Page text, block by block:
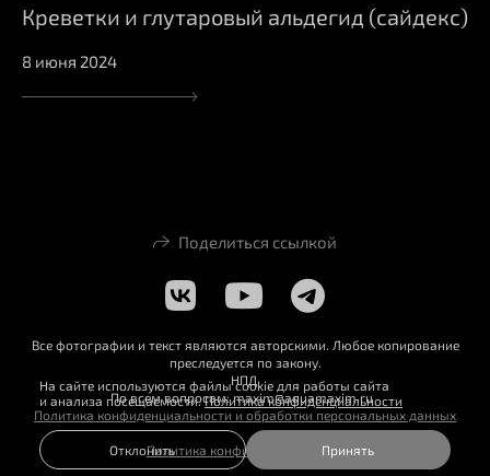
Креветки и глутаровый альдегид (сайдекс)
8 июня 2024
Поделиться ссылкой
Все фотографии и текст являются авторскими. Любое копирование
преследуется по закону.
НПД
По всем вопросам: maxim@aquamaxim.ru
Политика конфиденциальности и обработки персональных данных
Политика конфиденциальности
На сайте используются файлы cookie для работы сайта
и анализа посещаемости.Политика конфиденциальности
Отклонить Принять